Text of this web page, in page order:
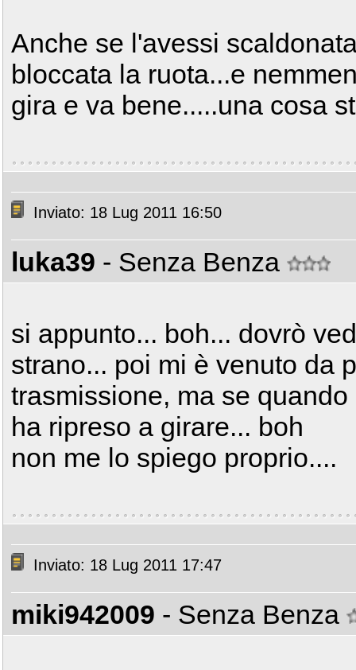
Anche se l'avessi
bloccata la ruota...e
gira e va bene.....una cosa
Inviato: 18 Lug 2011 16:50
luka39 - Senza Benza
si appunto... boh... dovrò
strano... poi mi è venuto da
trasmissione, ma se
ha ripreso a girare... boh
non me lo spiego proprio....
Inviato: 18 Lug 2011 17:47
miki942009 - Senza Benza